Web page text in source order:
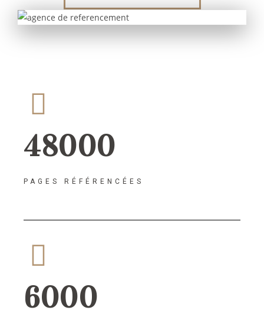
48000
PAGES RÉFÉRENCÉES
6000